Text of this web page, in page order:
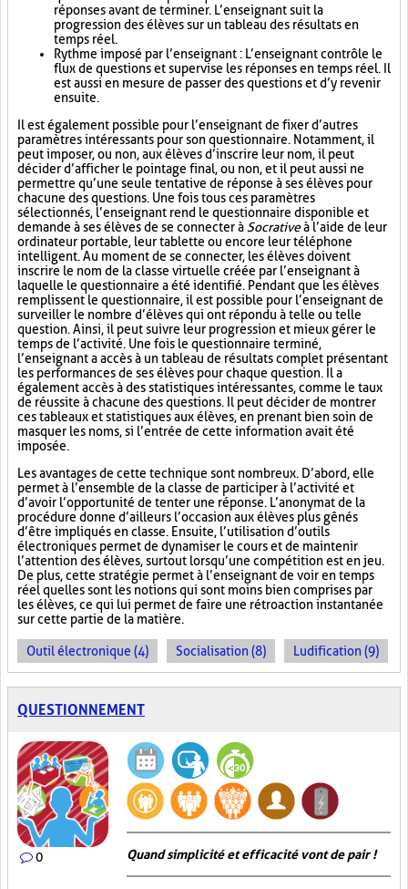
réponses avant de terminer. L’enseignant suit la
progression des élèves sur un tableau des résultats en
temps réel.
Rythme imposé par l’enseignant : L’enseignant contrôle le
flux de questions et supervise les réponses en temps réel. Il
est aussi en mesure de passer des questions et d’y revenir
ensuite.
Il est également possible pour l’enseignant de fixer d’autres
paramètres intéressants pour son questionnaire. Notamment, il
peut imposer, ou non, aux élèves d’inscrire leur nom, il peut
décider d’afficher le pointage final, ou non, et il peut aussi ne
permettre qu’une seule tentative de réponse à ses élèves pour
chacune des questions. Une fois tous ces paramètres
sélectionnés, l’enseignant rend le questionnaire disponible et
demande à ses élèves de se connecter à Socrativeà l’aide de leur
ordinateur portable, leur tablette ou encore leur téléphone
intelligent. Au moment de se connecter, les élèves doivent
inscrire le nom de la classe virtuelle créée par l’enseignant à
laquelle le questionnaire a été identifié. Pendant que les élèves
remplissent le questionnaire, il est possible pour l’enseignant de
surveiller le nombre d’élèves qui ont répondu à telle ou telle
question. Ainsi, il peut suivre leur progression et mieux gérer le
temps de l’activité. Une fois le questionnaire terminé,
l’enseignant a accès à un tableau de résultats complet présentant
les performances de ses élèves pour chaque question. Il a
également accès à des statistiques intéressantes, comme le taux
de réussite à chacune des questions. Il peut décider de montrer
ces tableaux et statistiques aux élèves, en prenant bien soin de
masquer les noms, si l’entrée de cette information avait été
imposée.
Les avantages de cette technique sont nombreux. D’abord, elle
permet à l’ensemble de la classe de participer à l’activité et
d’avoir l’opportunité de tenter une réponse. L’anonymat de la
procédure donne d’ailleurs l’occasion aux élèves plus gênés
d’être impliqués en classe. Ensuite, l’utilisation d’outils
électroniques permet de dynamiser le cours et de maintenir
l’attention des élèves, surtout lorsqu’une compétition est en jeu.
De plus, cette stratégie permet à l’enseignant de voir en temps
réel quelles sont les notions qui sont moins bien comprises par
les élèves, ce qui lui permet de faire une rétroaction instantanée
sur cette partie de la matière.
Outil électronique (4) Socialisation (8) Ludification (9)
QUESTIONNEMENT
0 Quand simplicité et efficacité vont de pair !